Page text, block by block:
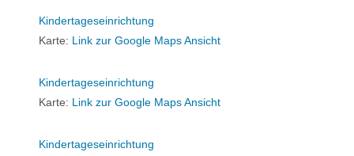
Kindertageseinrichtung
Karte: Link zur Google Maps Ansicht
Kindertageseinrichtung
Karte: Link zur Google Maps Ansicht
Kindertageseinrichtung